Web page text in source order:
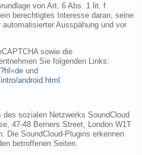
von Art. 6 Abs. 1 lit. f
berechtigtes Interesse daran, seine
Ausspähung und vor
sowie die
Sie folgenden Links:
und
android.html
sozialen Netzwerks SoundCloud
47-48 Berners Street, London W1T
Die SoundCloud-Plugins erkennen
betroffenen Seiten.